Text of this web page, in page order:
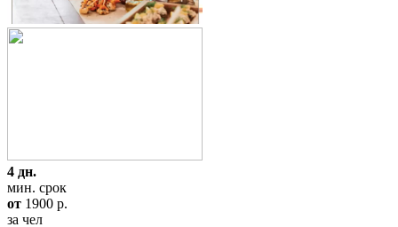
4 дн.
мин. срок
от 1900 p.
за чел